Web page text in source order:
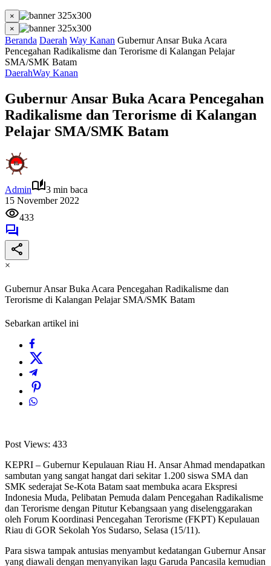
×
×
Beranda Daerah Way Kanan Gubernur Ansar Buka Acara
Pencegahan Radikalisme dan Terorisme di Kalangan Pelajar
SMA/SMK Batam
DaerahWay Kanan
Gubernur Ansar Buka Acara Pencegahan
Radikalisme dan Terorisme di Kalangan
Pelajar SMA/SMK Batam
Admin
3 min baca
15 November 2022
433
×
Gubernur Ansar Buka Acara Pencegahan Radikalisme dan
Terorisme di Kalangan Pelajar SMA/SMK Batam
Sebarkan artikel ini
Post Views: 433
KEPRI – Gubernur Kepulauan Riau H. Ansar Ahmad mendapatkan
sambutan yang sangat hangat dari sekitar 1.200 siswa SMA dan
SMK sederajat Se-Kota Batam saat membuka acara Ekspresi
Indonesia Muda, Pelibatan Pemuda dalam Pencegahan Radikalisme
dan Terorisme dengan Pitutur Kebangsaan yang diselenggarakan
oleh Forum Koordinasi Pencegahan Terorisme (FKPT) Kepulauan
Riau di GOR Sekolah Yos Sudarso, Selasa (15/11).
Para siswa tampak antusias menyambut kedatangan Gubernur Ansar
yang diawali dengan menyanyikan lagu Garuda Pancasila kemudian